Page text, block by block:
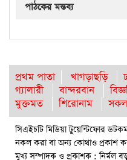
পাঠকের মন্তব্য
প্রথম পাতা খাগড়াছড়ি
গ্যালারী
বান্দরবান
মুক্তমত
শিরোনাম সকল
সিএইচটি মিডিয়া টুয়েন্টিফোর
নকল করা বা অন্য কোথাও প্রকাশ
মুখ্য সম্পাদক ও প্রকাশক : নির্মল